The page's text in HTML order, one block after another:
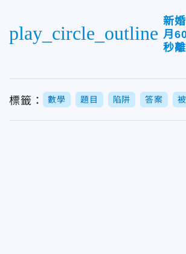
play_circle_outline
新
月
秒
標籤： 數學 題目 陷阱 答案